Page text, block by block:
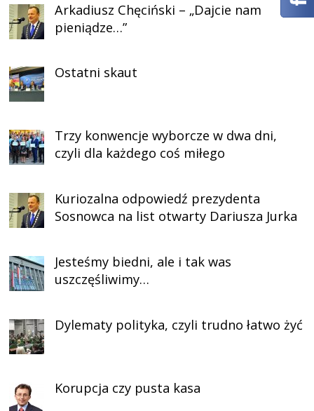
Arkadiusz Chęciński – „Dajcie nam
pieniądze…”
Ostatni skaut
Trzy konwencje wyborcze w dwa dni,
czyli dla każdego coś miłego
Kuriozalna odpowiedź prezydenta
Sosnowca na list otwarty Dariusza Jurka
Jesteśmy biedni, ale i tak was
uszczęśliwimy…
Dylematy polityka, czyli trudno łatwo żyć
Korupcja czy pusta kasa